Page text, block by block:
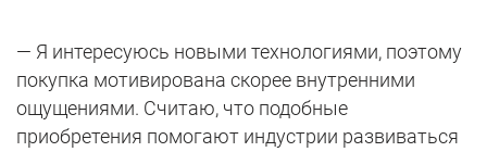
— Я интересуюсь новыми технологиями, поэтому
покупка мотивирована скорее внутренними
ощущениями. Считаю, что подобные
приобретения помогают индустрии развиваться